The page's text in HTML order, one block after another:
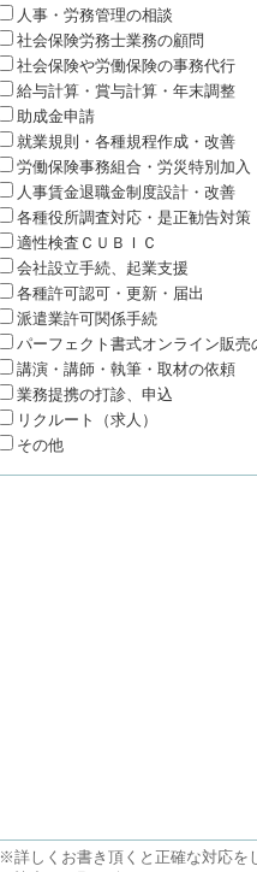
人事・労務管理の相談
社会保険労務士業務の顧問
社会保険や労働保険の事務代行
給与計算・賞与計算・年末調整
助成金申請
就業規則・各種規程作成・改善
労働保険事務組合・労災特別加入
人事賃金退職金制度設計・改善
各種役所調査対応・是正勧告対策
適性検査ＣＵＢＩＣ
会社設立手続、起業支援
各種許可認可・更新・届出
派遣業許可関係手続
パーフェクト書式オンライン販売
講演・講師・執筆・取材の依頼
業務提携の打診、申込
リクルート（求人）
その他
※詳しくお書き頂くと正確な対応を